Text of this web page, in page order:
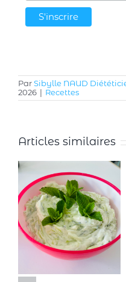
ParSibylle NAUD
2026 | Recettes
Articles similaires